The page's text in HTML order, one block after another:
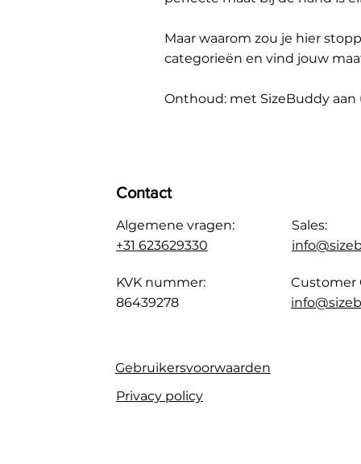
Maar waarom zou je hier
categorieën en vind jouw
Onthoud: met SizeBuddy
Contact
Algemene vragen:
+31 623629330
KVK nummer:
86439278
Sales:
Customer
Gebruikersvoorwaarden
Privacy policy